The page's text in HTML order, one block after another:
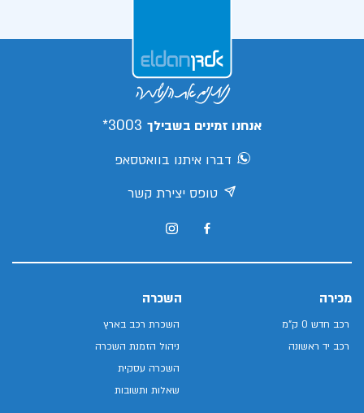
אנחנו זמינים בשבילך 3003*
דברו איתנו בוואטסאפ
טופס יצירת קשר
מכירה
רכב חדש 0 ק"מ
רכב יד ראשונה
השכרה
השכרת רכב בארץ
ניהול הזמנת השכרה
השכרה עסקית
שאלות ותשובות